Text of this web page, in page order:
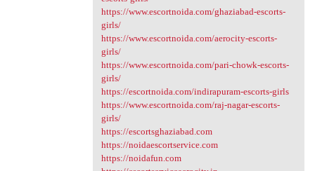
https://www.escortnoida.com/ghaziabad-escorts-
girls/
https://www.escortnoida.com/aerocity-escorts-
girls/
https://www.escortnoida.com/pari-chowk-escorts-
girls/
https://escortnoida.com/indirapuram-escorts-girls
https://www.escortnoida.com/raj-nagar-escorts-
girls/
https://escortsghaziabad.com
https://noidaescortservice.com
https://noidafun.com